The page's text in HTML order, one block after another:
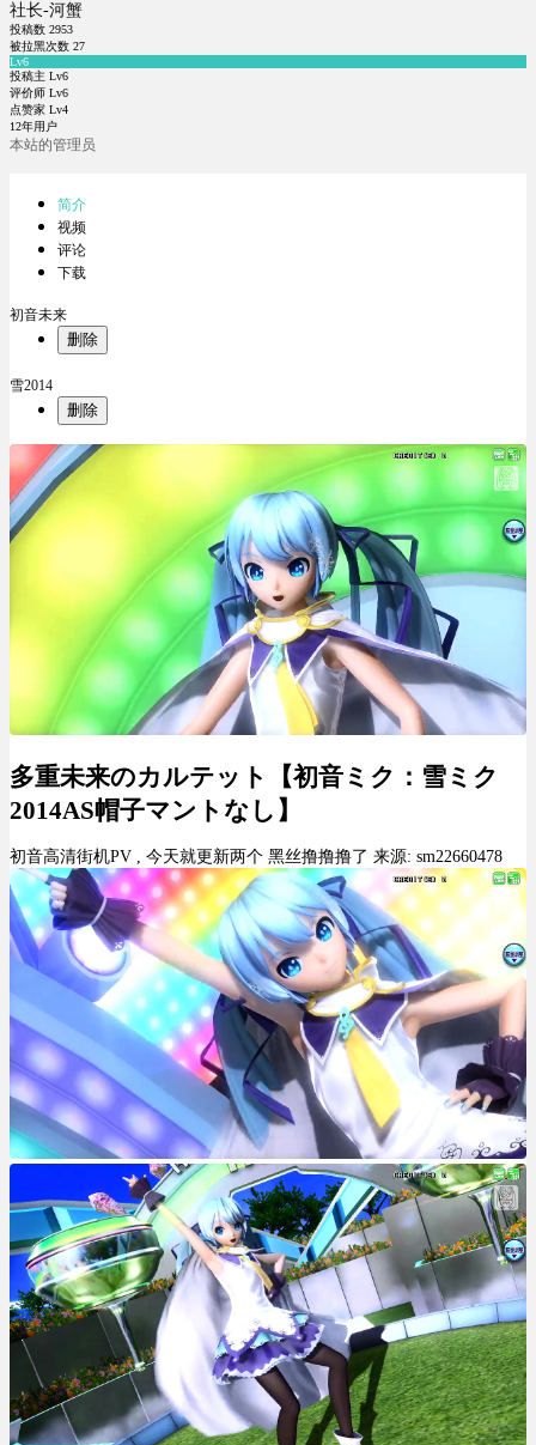
社长-河蟹
投稿数 2953
被拉黑次数 27
Lv6
投稿主 Lv6
评价师 Lv6
点赞家 Lv4
12年用户
本站的管理员
简介
视频
评论
下载
初音未来
删除
雪2014
删除
多重未来のカルテット【初音ミク：雪ミク
2014AS帽子マントなし】
初音高清街机PV , 今天就更新两个 黑丝撸撸撸了 来源: sm22660478